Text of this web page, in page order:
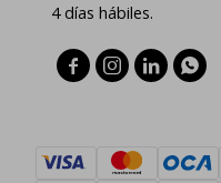
4 días hábiles.
   